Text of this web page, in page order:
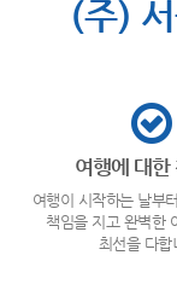
(주)
여행에 대한
여행이 시작하는 날부
책임을 지고 완벽한
최선을 다합